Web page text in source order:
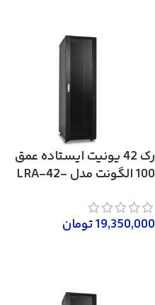
رک 42 یونیت ایستاده عمق
100 الگونت مدل LRA-42-
19,350,000تومان